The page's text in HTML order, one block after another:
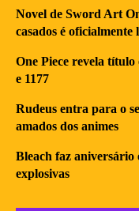
Novel de Sword Art
casados é oficialmente
One Piece revela título
e 1177
Rudeus entra para o
amados dos animes
Bleach faz aniversário
explosivas